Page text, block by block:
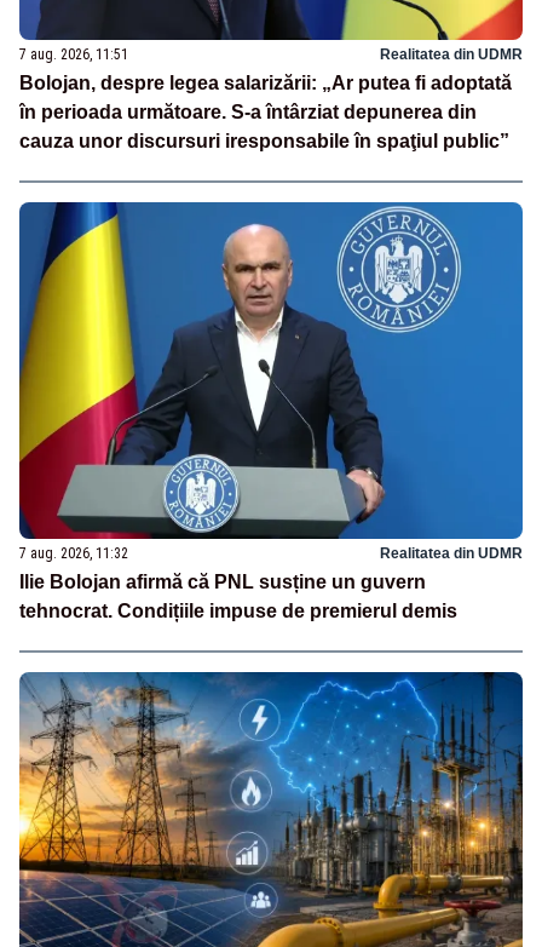
7 aug. 2026, 11:51 Realitatea din UDMR
Bolojan, despre legea salarizării: „Ar putea fi adoptată
în perioada următoare. S-a întârziat depunerea din
cauza unor discursuri iresponsabile în spaţiul public”
7 aug. 2026, 11:32 Realitatea din UDMR
Ilie Bolojan afirmă că PNL susține un guvern
tehnocrat. Condițiile impuse de premierul demis